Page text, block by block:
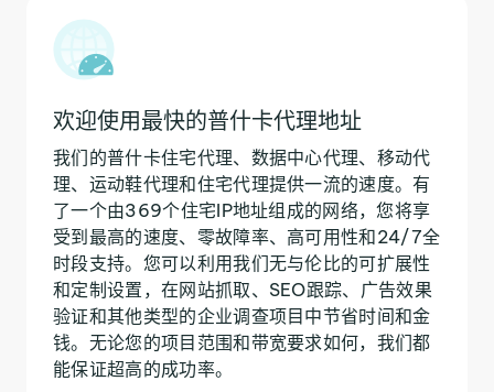
欢迎使用最快的普什卡代理地址
我们的普什卡住宅代理、数据中心代理、移动代
理、运动鞋代理和住宅代理提供一流的速度。有
了一个由369个住宅IP地址组成的网络，您将享
受到最高的速度、零故障率、高可用性和24/7全
时段支持。您可以利用我们无与伦比的可扩展性
和定制设置，在网站抓取、SEO跟踪、广告效果
验证和其他类型的企业调查项目中节省时间和金
钱。无论您的项目范围和带宽要求如何，我们都
能保证超高的成功率。